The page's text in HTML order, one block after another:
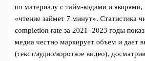
по материалу с тайм‑кодами и
«чтение займет 7 минут». Статистика
completion rate за 2021–2023 годы
медиа честно маркирует объем и дает
(текст/аудио/короткое видео),